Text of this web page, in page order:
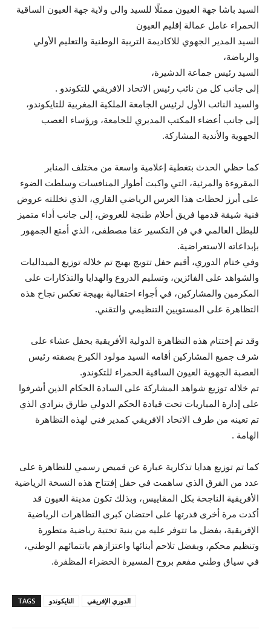
السيد باشا جهة العيون ممثلًا للسيد والي ولاية جهة العيون الساقية
الحمراء عامل عمالة إقليم العيون
السيد المدير الجهوي للاكاديمة التربية الوطنية والتعليم الأولي
والرياضة،
السيد رئيس جماعة الدشيرة،
إلى جانب كل من نائب رئيس الاتحاد الافريقي للتكوندو .
والسيد النائب الأول لرئيس الجامعة الملكية المغربية للتايكوندو،
إلى جانب أعضاء المكتب المديري للجامعة، ورؤساء العصب
الجهوية والأندية المشاركة.
كما حظي الحدث بتغطية إعلامية واسعة من مختلف المنابر
المقروءة والمرئية، التي واكبت أطوار المنافسات وسلطت الضوء
على أبرز لحظات هذا العرس الرياضي القاري، الذي تخللته عروض
فنية شيقة قدمها فريق أحلام طنجة للعروض، إلى جانب أداء متميز
للبطل العالمي في فن التكسير عقا مصطفى، الذي أمتع الجمهور
بإبداعاته الاستعراضية.
وفي ختام الدوري، أقيم حفل تتويج بهيج تم خلاله توزيع الميداليات
والشواهد على الفائزين، وتسليم الدروع والهدايا والتذكارات على
المكرمين والمشاركين، في أجواء احتفالية بهيجة تعكس نجاح هذه
التظاهرة على المستويين التنظيمي والتقني.
وقد تم إختتام هذه التظاهرة الدولية الأفريقية بحفل عشاء على
شرف جميع المشاركين أقامه السيد مولود الكيرع بصفته رئيس
العصبة الجهوية العيون الساقية الحمراء للتكوندو.
تم خلاله توزيع شواهد المشاركة على السادة الحكام الذين أشرفوا
على إدارة المباريات تحت قيادة الحكم الدولي طارق بنرادي الذي
تم تعينه من طرف الاتحاد الافريقي كمدير فني لهذه التظاهرة
الهامة .
كما تم توزيع هدايا تذكارية عبارة عن قميص رسمي للتظاهرة على
عدد من الفرق الذي ساهمت في حفل إفتتاح هذه النسخة الرياضية
الأفريقية الناجحة بكل المقاييس، وبذلك تكون مدينة العيون قد
أكدت مرة أخرى قدرتها على احتضان كبرى التظاهرات الرياضية
الإفريقية، بفضل ما تتوفر عليه من بنية تحتية رياضية متطورة
وتنظيم محكم، وبفضل تلاحم أبنائها واعتزازهم بانتمائهم الوطني،
في سياق وطني مفعم بروح المسيرة الخضراء المظفرة.
TAGS التايكوندو الدوري الإفريقي